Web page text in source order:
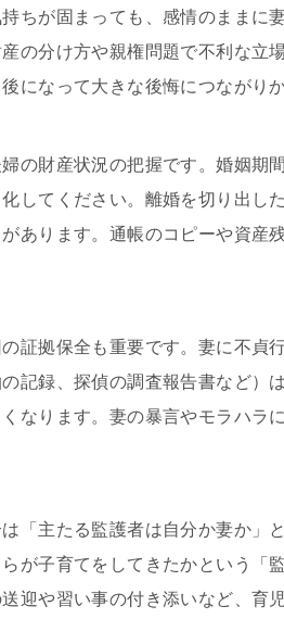
持ちが固まっても、感情のまま
の分け方や親権問題で不利な立
になって大きな後悔につながり
の財産状況の把握です。婚姻期
してください。離婚を切り出し
あります。通帳のコピーや資産
証拠保全も重要です。妻に不貞
記録、探偵の調査報告書など）
なります。妻の暴言やモラハラ
「主たる監護者は自分か妻か」
が子育てをしてきたかという「
迎や習い事の付き添いなど、育